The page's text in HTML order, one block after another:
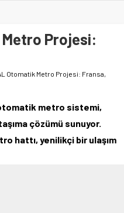
Projesi:
Otomatik Metro Projesi: Fransa,
metro sistemi,
çözümü sunuyor.
hattı, yenilikçi bir ulaşım